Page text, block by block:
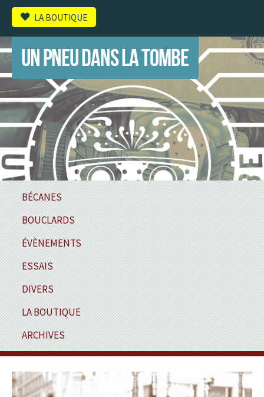
LA BOUTIQUE
UN PNEU DANS LA TOMBE
BÉCANES
BOUCLARDS
ÉVÈNEMENTS
ESSAIS
DIVERS
LA BOUTIQUE
ARCHIVES